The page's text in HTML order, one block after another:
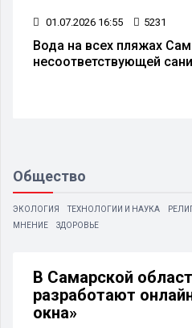
01.07.2026 16:55 5231
Вода на всех пляжах
несоответствующей
Общество
ЭКОЛОГИЯ ТЕХНОЛОГИИ И НАУКА
МНЕНИЕ
ЗДОРОВЬЕ
В Самарской
разработают
окна»